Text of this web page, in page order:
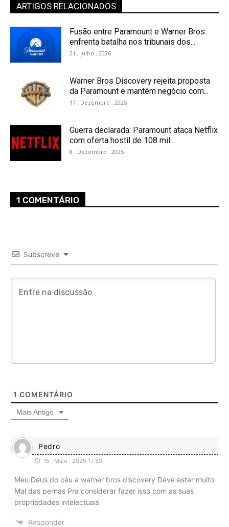
ARTIGOS RELACIONADOS
Fusão entre Paramount e Warner Bros.
enfrenta batalha nos tribunais dos...
21 , Julho , 2026
Warner Bros Discovery rejeita proposta
da Paramount e mantém negócio com...
17 , Dezembro , 2025
Guerra declarada: Paramount ataca Netflix
com oferta hostil de 108 mil...
8 , Dezembro , 2025
1 COMENTÁRIO
Subscreve
1 COMENTÁRIO
Mais Antigo
Pedro
15 , Maio , 2025 17:53
Meu Deus do céu a warner bros discovery Deve estar muito
Mal das pernas Pra considerar fazer isso com as suas
propriedades intelectuais
Responder